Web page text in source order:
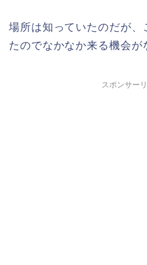
場所は知っていたのだが、
たのでなかなか来る機会が
スポンサー